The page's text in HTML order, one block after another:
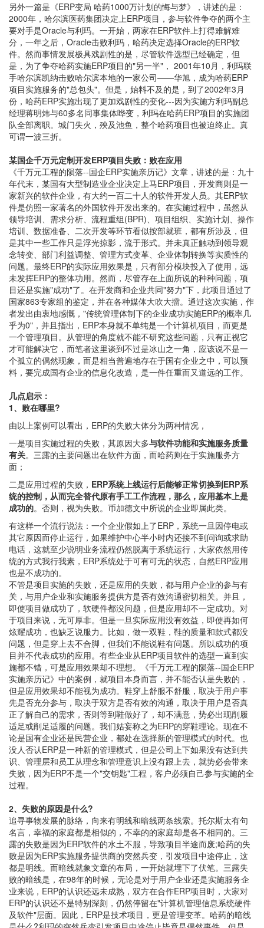
另外一篇是《ERP变局 哈药1000万计划的悔与梦》，讲述的是：
2000年，哈尔滨医药集团决定上ERP项目，参与软件争夺的两个主
要对手是Oracle与利玛。一开始，两家在ERP软件上打得难解难
分，一年之后，Oracle击败利玛，哈药决定选择Oracle的ERP软
件。然而事情发展极具戏剧性的是，尽管软件选型已经确定，但
是，为了争夺哈药实施ERP项目的"另一半"， 2001年10月，利玛联
手哈尔滨凯纳击败哈尔滨本地的一家公司――华旭，成为哈药ERP
项目实施服务的"总包头"。但是，始料不及的是，到了2002年3月
份，哈药ERP实施出现了更加戏剧性的变化---因为实施方利玛副总
经理蒋明炜与60多名同事集体哗变，利玛在哈药ERP项目的实施团
队全部离职。城门失火，殃及池鱼，整个哈药项目也被迫终止。真
可谓一波三折。
某国企千万元定制开发ERP项目失败：败在应用
《千万元工程的陨落--国企ERP实施亲历记》文章，讲述的是：九十
年代末，某国有大型制造业企业决定上马ERP项目，开发商则是一
家新兴的软件企业，有大约一百二十人的软件开发人员。其ERP软
件是仿照一家著名的外国软件开发出来的。在实施过程中，虽然从
领导培训、需求分析、流程重组(BPR)、项目组织、实施计划、操作
培训、数据准备、二次开发等环节看似按部就班，都有所涉及，但
是其中一些工作只是浮光掠影，流于形式。并未真正触动到领导观
念转变、部门利益调整、管理方式变革、企业体制转换等实质性的
问题。最终ERP的实际应用效果是，只有部分模块投入了使用，远
未发挥ERP的整体功用。然而，尽管存在上面所说的种种问题，项
目还是实施"成功"了。在开发商和企业共同"努力"下，此项目通过了
国家863专家组的鉴定，并在各种媒体大吹大擂。通过这次实施，作
者发出由衷地感慨，"传统管理体制下的企业成功实施ERP的概率几
乎为0"，并且指出，ERP本身就不单纯是一个计算机项目，而更是
一个管理项目。从管理的角度就不能不研究这些问题，只有正视它
才可能解决它，而笔者这里谈到不过是冰山之一角，应该说不是一
个孤立的偶然现象，而是相当普遍地存在于国有企业之中，可以预
料，要完成国有企业的信息化改造，是一件任重而又道远的工作。
几点启示：
1、败在哪里?
由以上案例可以看出，ERP的失败大体分为两种情况，
一是项目实施过程的失败，其原因大多与软件功能和实施服务质量
有关。三露的主要问题出在软件方面，而哈药则在于实施服务方
面；
二是应用过程的失败， ERP系统上线运行后能够正常切换到ERP系
统的控制，从而完全替代原有手工工作流程，那么，应用基本上是
成功的。否则，视为失败。币加德文中所说的企业即属此类。
有这样一个流行说法：一个企业假如上了ERP，系统一旦因停电或
其它原因而停止运行，如果维护中心半小时内还接不到问询或求助
电话，这就至少说明业务流程仍然脱离于系统运行，大家依然用传
统的方式我行我素，ERP系统处于可有可无的状态，自然ERP应用
也是不成功的。
不管是项目实施的失败，还是应用的失败，都与用户企业的参与有
关，与用户企业和实施服务提供方是否有效沟通密切相关。并且，
即使项目做成功了，软硬件都没问题，但是应用却不一定成功。对
于项目来说，无可厚非。但是一旦实际应用没有效益，即使再如何
炫耀成功，也缺乏说服力。比如，做一双鞋，鞋的质量和款式都没
问题，但是穿上去不合脚，但我们不能说鞋有问题。所以成功的项
目并不代表成功的应用。有些企业从ERP项目软件的选型一直到实
施都不错，可是应用效果却不理想。《千万元工程的陨落--国企ERP
实施亲历记》中的案例，就项目本身而言，并不能否认是失败的，
但是应用效果却不能视为成功。鞋穿上舒服不舒服，取决于用户事
先是否充分参与，取决于双方是否有效的沟通，取决于用户是否真
正了解自己的需求，否则等到鞋做好了，却不满意，势必出现削履
适足或削足适履的问题。我们姑妄称之为ERP的穿鞋理论。现在不
论是国有企业还是民营企业，都处在选择新的管理模式的时代。也
没人否认ERP是一种新的管理模式，但是公司上下如果没有达到共
识、管理层和员工从理念和管理意识上没有跟上去，就势必会带来
失败，因为ERP不是一个"交钥匙"工程，客户必须自己参与实施的全
过程。
2、失败的原因是什么?
追寻事物发展的脉络，向来有明线和暗线两条线索。托尔斯太有句
名言，幸福的家庭都是相似的，不幸的的家庭却是各不相同的。三
露的失败是因为ERP软件的水土不服，导致项目半途而废;哈药的失
败是因为ERP实施服务提供商的突然兵变，引发项目中途停止，这
都是明线。而暗线就象文章的布局，一开始就埋下了伏笔。三露失
败的暗线是，在98年的时候，无论是对于用户企业还是实施服务企
业来说，ERP的认识还远未成熟，双方在合作ERP项目时，大家对
ERP的认识还不是特别深刻，仍然停留在"计算机管理信息系统硬件
及软件"层面。因此，ERP是技术项目，更是管理变革。哈药的暗线